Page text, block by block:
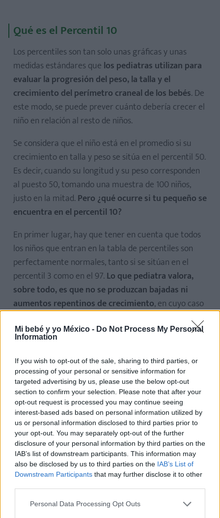
Mi bebé y yo México - Do Not Process My Personal
Information
If you wish to opt-out of the sale, sharing to third parties, or
processing of your personal or sensitive information for
targeted advertising by us, please use the below opt-out
section to confirm your selection. Please note that after your
opt-out request is processed you may continue seeing
interest-based ads based on personal information utilized by
us or personal information disclosed to third parties prior to
your opt-out. You may separately opt-out of the further
disclosure of your personal information by third parties on the
IAB’s list of downstream participants. This information may
also be disclosed by us to third parties on the IAB’s List of
Downstream Participants that may further disclose it to other
Personal Data Processing Opt Outs
Qué es el Percentil 10
Los percentiles son tan solo unas gráficas y unas
medidas estándares que los pediatras utilizan para
evaluar la progresión del peso, la talla y el
crecimiento del perímetro craneal de los bebés. De
este modo, se puede prever cuánto debería crecer el
niño en relación al resto de niños.
Se considera que el niño está en el promedio si su
crecimiento en talla y peso se sitúa en el percentil 50.
Es decir, cuando su longitud y su peso corresponden
al puesto 50, tomando una muestra de 100 niños,
justo en la mitad. Pero ¿qué ocurre si tu pequeño se
encuentra en el percentil 10?
En primer lugar, hay que tener en cuenta que todos
los niños que entran en la tabla de percentiles son
perfectamente normales, tanto si se sitúan en el
percentil 3 como en el 97. Lo que pediatra valora,
sobre todo, es que no se produzcan bajadas ni
aumentos repentinos de crecimiento, en cuyo caso
En este artículo, te explicamos
bebé está en el percentil 10 y otros muchos
aspectos relacionados con el crecimiento de tu
hijo, que seguro son de tu interés. ¡Una información
imprescindible!